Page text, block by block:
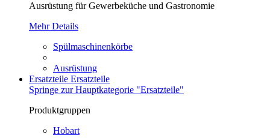
Ausrüstung für Gewerbeküche und Gastronomie
Mehr Details
Spülmaschinenkörbe
Ausrüstung
Ersatzteile Ersatzteile
Springe zur Hauptkategorie "Ersatzteile"
Produktgruppen
Hobart